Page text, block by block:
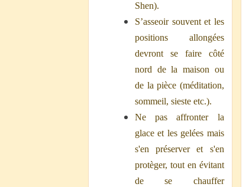
Shen).
S’asseoir souvent et les
positions allongées
devront se faire côté
nord de la maison ou
de la pièce (méditation,
sommeil, sieste etc.).
Ne pas affronter la
glace et les gelées mais
s'en préserver et s'en
protèger, tout en évitant
de se chauffer